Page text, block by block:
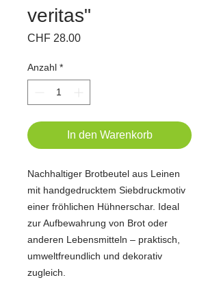
veritas"
CHF 28.00Preis
Anzahl *
In den Warenkorb
Nachhaltiger Brotbeutel aus Leinen
mit handgedrucktem Siebdruckmotiv
einer fröhlichen Hühnerschar. Ideal
zur Aufbewahrung von Brot oder
anderen Lebensmitteln – praktisch,
umweltfreundlich und dekorativ
zugleich.